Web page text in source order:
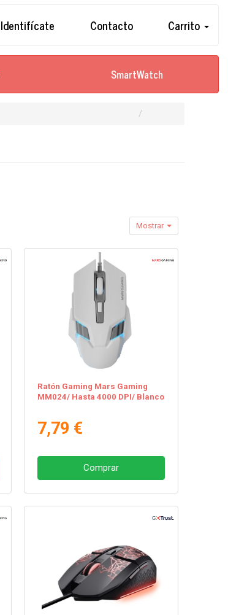
Identifícate Contacto Carrito
SmartWatch
Mostrar
Ratón Gaming Mars Gaming
MM024/ Hasta 4000 DPI/ Blanco
7,79 €
Comprar